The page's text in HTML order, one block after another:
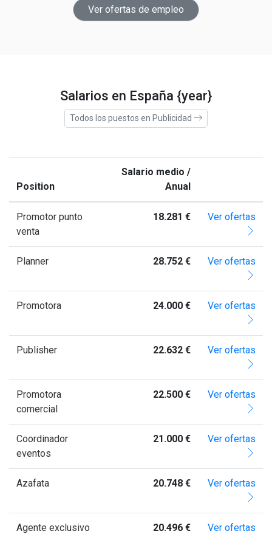
Ver ofertas de empleo
Salarios en España {year}
Todos los puestos en Publicidad
Position
Salario medio /
Anual
Promotor punto
venta
18.281 € Ver ofertas
Planner 28.752 € Ver ofertas
Promotora 24.000 € Ver ofertas
Publisher 22.632 € Ver ofertas
Promotora
comercial
22.500 € Ver ofertas
Coordinador
eventos
21.000 € Ver ofertas
Azafata 20.748 € Ver ofertas
Agente exclusivo 20.496 € Ver ofertas